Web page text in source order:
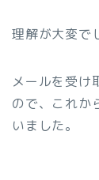
理解が大変で
メールを受け
ので、これか
いました。